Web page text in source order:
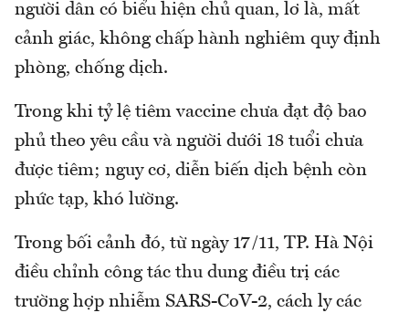
người dân có biểu hiện chủ quan, lơ là, mất
cảnh giác, không chấp hành nghiêm quy định
phòng, chống dịch.
Trong khi tỷ lệ tiêm vaccine chưa đạt độ bao
phủ theo yêu cầu và người dưới 18 tuổi chưa
được tiêm; nguy cơ, diễn biến dịch bệnh còn
phức tạp, khó lường.
Trong bối cảnh đó, từ ngày 17/11, TP. Hà Nội
điều chỉnh công tác thu dung điều trị các
trường hợp nhiễm SARS-CoV-2, cách ly các